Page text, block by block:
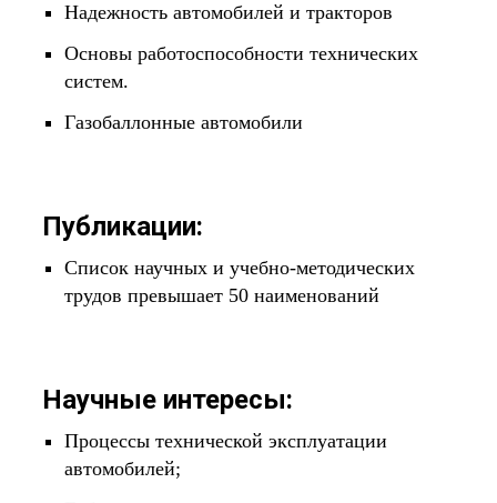
Надежность автомобилей и тракторов
Основы работоспособности технических
систем.
Газобаллонные автомобили
Публикации:
Список научных и учебно-методических
трудов превышает 50 наименований
Научные интересы:
Процессы технической эксплуатации
автомобилей;